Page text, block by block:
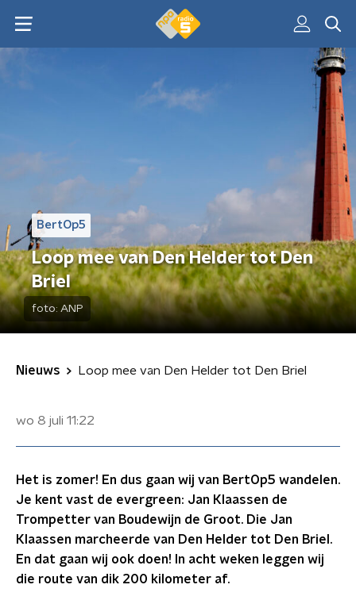
BertOp5
Loop mee van Den Helder tot Den
Briel
foto: ANP
Nieuws Loop mee van Den Helder tot Den Briel
wo 8 juli 11:22
Het is zomer! En dus gaan wij van BertOp5 wandelen.
Je kent vast de evergreen: Jan Klaassen de
Trompetter van Boudewijn de Groot. Die Jan
Klaassen marcheerde van Den Helder tot Den Briel.
En dat gaan wij ook doen! In acht weken leggen wij
die route van dik 200 kilometer af.